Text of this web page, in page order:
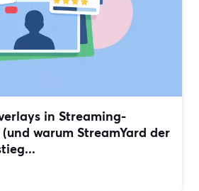
in Streaming-
warum StreamYard der